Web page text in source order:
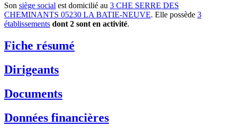
Son siège social est domicilié au 3 CHE SERRE DES
CHEMINANTS 05230 LA BATIE-NEUVE. Elle possède 3
établissements dont 2 sont en activité.
Fiche résumé
Dirigeants
Documents
Données financières